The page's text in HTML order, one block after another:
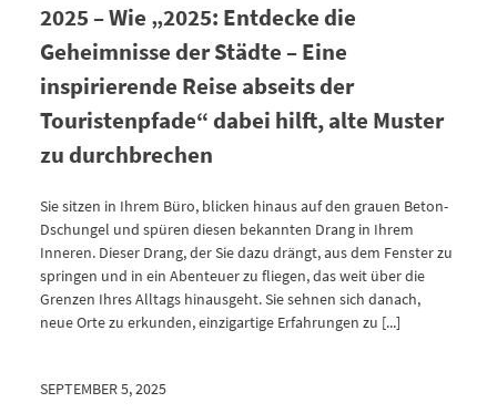
2025 – Wie „2025: Entdecke die
Geheimnisse der Städte – Eine
inspirierende Reise abseits der
Touristenpfade“ dabei hilft, alte Muster
zu durchbrechen
Sie sitzen in Ihrem Büro, blicken hinaus auf den grauen Beton-
Dschungel und spüren diesen bekannten Drang in Ihrem
Inneren. Dieser Drang, der Sie dazu drängt, aus dem Fenster zu
springen und in ein Abenteuer zu fliegen, das weit über die
Grenzen Ihres Alltags hinausgeht. Sie sehnen sich danach,
neue Orte zu erkunden, einzigartige Erfahrungen zu [...]
SEPTEMBER 5, 2025